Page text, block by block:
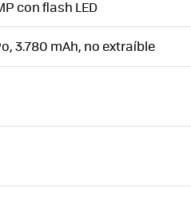
con flash LED
3.780 mAh, no extraíble